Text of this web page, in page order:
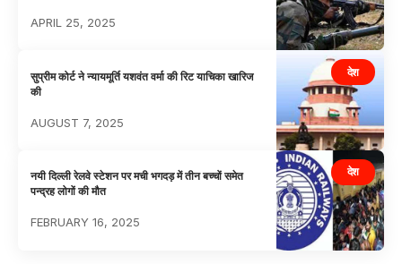
APRIL 25, 2025
देश
सुप्रीम कोर्ट ने न्यायमूर्ति यशवंत वर्मा की रिट याचिका खारिज
की
AUGUST 7, 2025
देश
नयी दिल्ली रेलवे स्टेशन पर मची भगदड़ में तीन बच्चों समेत
पन्द्रह लोगों की मौत
FEBRUARY 16, 2025